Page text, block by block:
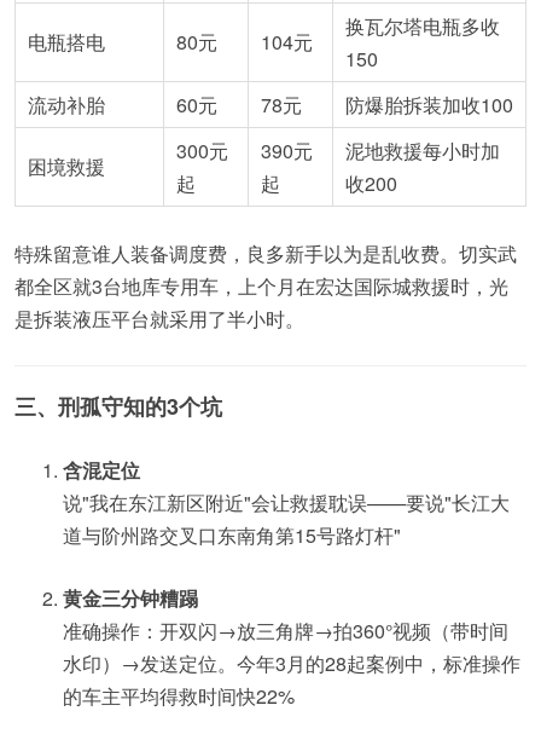
电瓶搭电 80元 104元
换瓦尔塔电瓶多收
150
流动补胎
60元 78元 防爆胎拆装加收100
困境救援
300元
起
390元
起
泥地救援每小时加
收200
特殊留意谁人装备调度费，良多新手以为是乱收费。切实武
都全区就3台地库专用车，上个月在宏达国际城救援时，光
是拆装液压平台就采用了半小时。
三、刑孤守知的3个坑
含混定位
说"我在东江新区附近"会让救援耽误——要说"长江大
道与阶州路交叉口东南角第15号路灯杆"
黄金三分钟糟蹋
准确操作：开双闪→放三角牌→拍360°视频（带时间
水印）→发送定位。今年3月的28起案例中，标准操作
的车主平均得救时间快22%